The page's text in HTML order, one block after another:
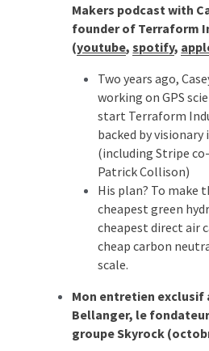
Makers podcast with
founder of Terraform
(youtube, spotify,
Two years ago,
working on GPS
start Terraform
backed by visionary
(including Stripe
Patrick Collison)
His plan? To make
cheapest green
cheapest direct air
cheap carbon
scale.
Mon entretien exclusif
Bellanger, le fondateur
groupe Skyrock